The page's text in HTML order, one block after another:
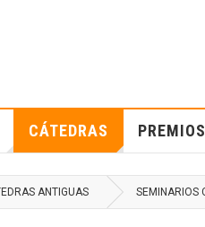
CÁTEDRAS PREMIOS
ANTIGUAS SEMINARIOS